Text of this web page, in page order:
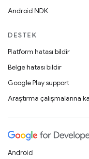
Android NDK
DESTEK
Platform hatası bildir
Belge hatası bildir
Google Play support
Araştırma çalışmalarına
Android